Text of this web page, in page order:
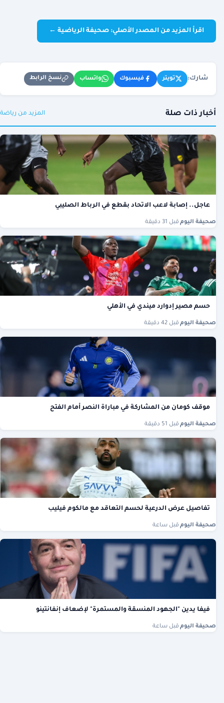
اقرأ المزيد من المصدر الأصلي: صحيفة الرياضية ←
شارك: تويتر فيسبوك واتساب نسخ الرابط
أخبار ذات صلة المزيد من رياضة
عاجل.. إصابة لاعب الاتحاد بقطع في الرباط الصليبي
صحيفة اليوم قبل 31 دقيقة
حسم مصير إدوارد ميندي في الأهلي
صحيفة اليوم قبل 42 دقيقة
موقف كومان من المشاركة في مباراة النصر أمام الفتح
صحيفة اليوم قبل 51 دقيقة
تفاصيل عرض الدرعية لحسم التعاقد مع مالكوم فيليب
صحيفة اليوم قبل ساعة
فيفا يدين "الجهود المنسقة والمستمرة" لإضعاف إنفانتينو
صحيفة اليوم قبل ساعة